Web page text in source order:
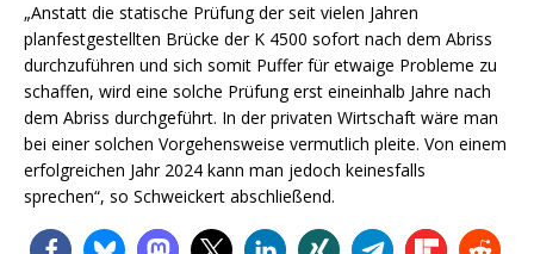
„Anstatt die statische Prüfung der seit vielen Jahren
planfestgestellten Brücke der K 4500 sofort nach dem Abriss
durchzuführen und sich somit Puffer für etwaige Probleme zu
schaffen, wird eine solche Prüfung erst eineinhalb Jahre nach
dem Abriss durchgeführt. In der privaten Wirtschaft wäre man
bei einer solchen Vorgehensweise vermutlich pleite. Von einem
erfolgreichen Jahr 2024 kann man jedoch keinesfalls
sprechen“, so Schweickert abschließend.